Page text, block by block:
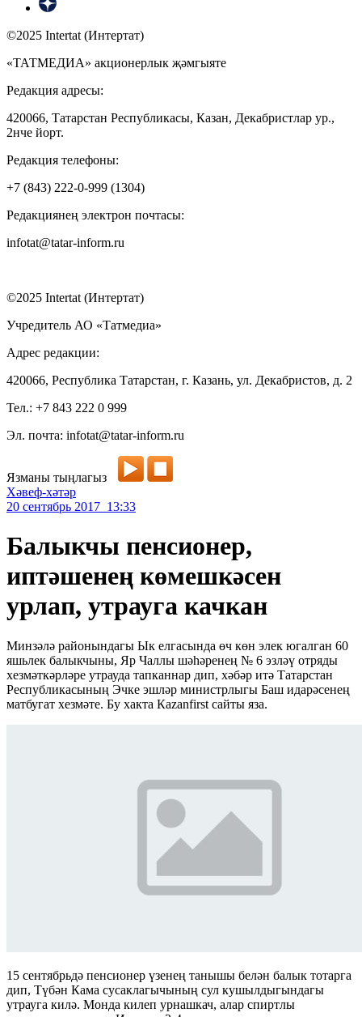
©2025 Intertat (Интертат)
«ТАТМЕДИА» акционерлык җәмгыяте
Редакция адресы:
420066, Татарстан Республикасы, Казан, Декабристлар ур.,
2нче йорт.
Редакция телефоны:
+7 (843) 222-0-999 (1304)
Редакциянең электрон почтасы:
infotat@tatar-inform.ru
©2025 Intertat (Интертат)
Учредитель АО «Татмедиа»
Адрес редакции:
420066, Республика Татарстан, г. Казань, ул. Декабристов, д. 2
Тел.: +7 843 222 0 999
Эл. почта: infotat@tatar-inform.ru
Язманы тыңлагыз
Хәвеф-хәтәр
20 сентябрь 2017 13:33
Балыкчы пенсионер,
иптәшенең көмешкәсен
урлап, утрауга качкан
Минзәлә районындагы Ык елгасында өч көн элек югалган 60
яшьлек балыкчыны, Яр Чаллы шәһәренең № 6 эзләү отряды
хезмәткәрләре утрауда тапканнар дип, хәбәр итә Татарстан
Республикасының Эчке эшләр министрлыгы Баш идарәсенең
матбугат хезмәте. Бу хакта Кazanfirst сайты яза.
15 сентябрьдә пенсионер үзенең танышы белән балык тотарга
дип, Түбән Кама сусаклагычының сул кушылдыгындагы
утрауга килә. Монда килеп урнашкач, алар спиртлы